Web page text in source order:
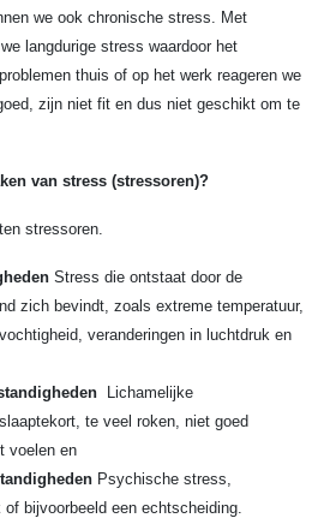
we ook chronische stress. Met
langdurige stress waardoor het
thuis of op het werk reageren we
zijn niet fit en dus niet geschikt om te
van stress (stressoren)?
stressoren.
Stress die ontstaat door de
zich bevindt, zoals extreme temperatuur,
veranderingen in luchtdruk en
Lichamelijke
te veel roken, niet goed
voelen en
Psychische stress,
bijvoorbeeld een echtscheiding.